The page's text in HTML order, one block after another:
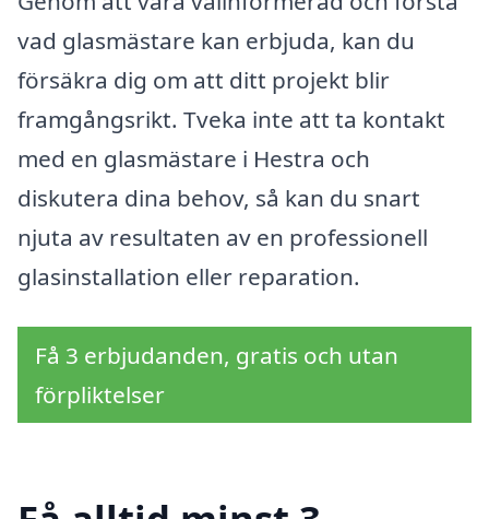
vad glasmästare kan erbjuda, kan du
försäkra dig om att ditt projekt blir
framgångsrikt. Tveka inte att ta kontakt
med en glasmästare i Hestra och
diskutera dina behov, så kan du snart
njuta av resultaten av en professionell
glasinstallation eller reparation.
Få 3 erbjudanden, gratis och utan
förpliktelser